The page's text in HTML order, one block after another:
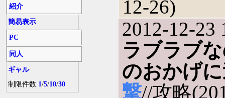
紹介
簡易表示
PC
同人
ギャル
制限件数 1/5/10/30
12-26)
2012-12-23
ラブラブ
のおかげ
撃//攻略